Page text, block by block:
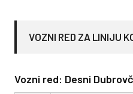
VOZNI RED ZA LINIJU
Vozni red: Desni